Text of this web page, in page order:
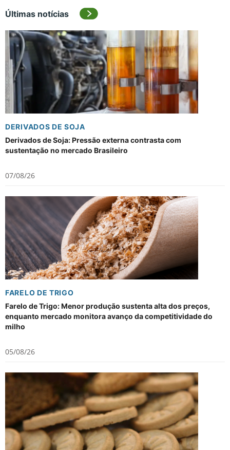
Últimas notícias
DERIVADOS DE SOJA
Derivados de Soja: Pressão externa contrasta com
sustentação no mercado Brasileiro
07/08/26
FARELO DE TRIGO
Farelo de Trigo: Menor produção sustenta alta dos preços,
enquanto mercado monitora avanço da competitividade do
milho
05/08/26